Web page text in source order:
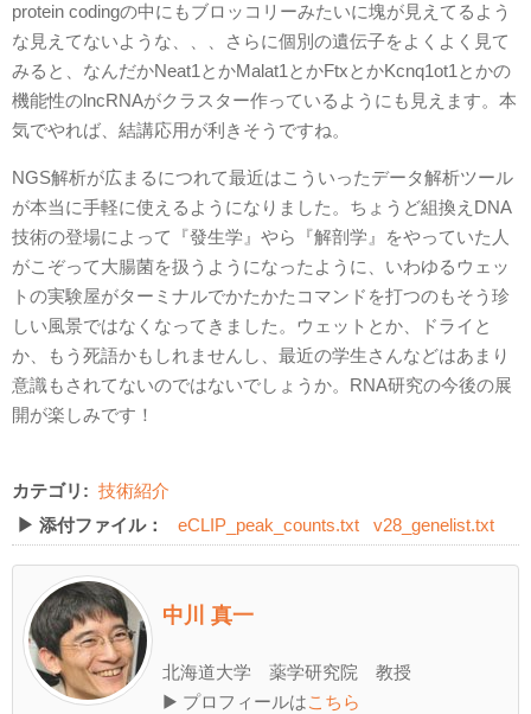
protein codingの中にもブロッコリーみたいに塊が見えてるよう
な見えてないような、、、さらに個別の遺伝子をよくよく見て
みると、なんだかNeat1とかMalat1とかFtxとかKcnq1ot1とかの
機能性のlncRNAがクラスター作っているようにも見えます。本
気でやれば、結講応用が利きそうですね。
NGS解析が広まるにつれて最近はこういったデータ解析ツール
が本当に手軽に使えるようになりました。ちょうど組換えDNA
技術の登場によって『發生学』やら『解剖学』をやっていた人
がこぞって大腸菌を扱うようになったように、いわゆるウェッ
トの実験屋がターミナルでかたかたコマンドを打つのもそう珍
しい風景ではなくなってきました。ウェットとか、ドライと
か、もう死語かもしれませんし、最近の学生さんなどはあまり
意識もされてないのではないでしょうか。RNA研究の今後の展
開が楽しみです！
カテゴリ: 技術紹介
▶ 添付ファイル：
eCLIP_peak_counts.txt v28_genelist.txt
中川 真一
北海道大学 薬学研究院 教授
▶ プロフィールはこちら